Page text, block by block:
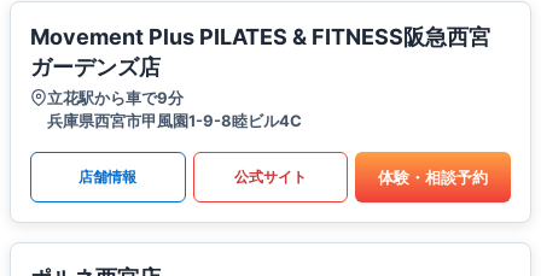
Movement Plus PILATES & FITNESS阪急西宮
ガーデンズ店
立花駅から車で9分
兵庫県西宮市甲風園1-9-8睦ビル4C
店舗情報 公式サイト 体験・相談予約